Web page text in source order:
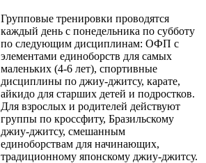
Групповые тренировки проводятся
каждый день с понедельника по субботу
по следующим дисциплинам: ОФП с
элементами единоборств для самых
маленьких (4-6 лет), спортивные
дисциплины по джиу-джитсу, карате,
айкидо для старших детей и подростков.
Для взрослых и родителей действуют
группы по кроссфиту, Бразильскому
джиу-джитсу, смешанным
единоборствам для начинающих,
традиционному японскому джиу-джитсу.